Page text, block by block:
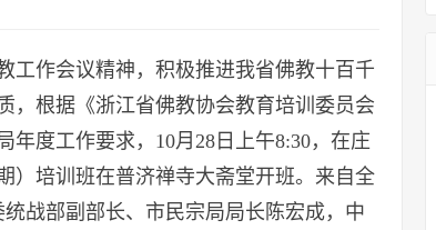
工作会议精神，积极推进我省佛教十百千
，根据《浙江省佛教协会教育培训委员会
度工作要求，10月28日上午8:30，在庄
）培训班在普济禅寺大斋堂开班。来自全
战部副部长、市民宗局局长陈宏成，中